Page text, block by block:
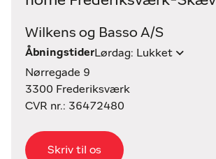
Wilkens og Basso A/S
ÅbningstiderLørdag: Lukket
Nørregade 9
3300 Frederiksværk
CVR nr.: 36472480
Skriv til os